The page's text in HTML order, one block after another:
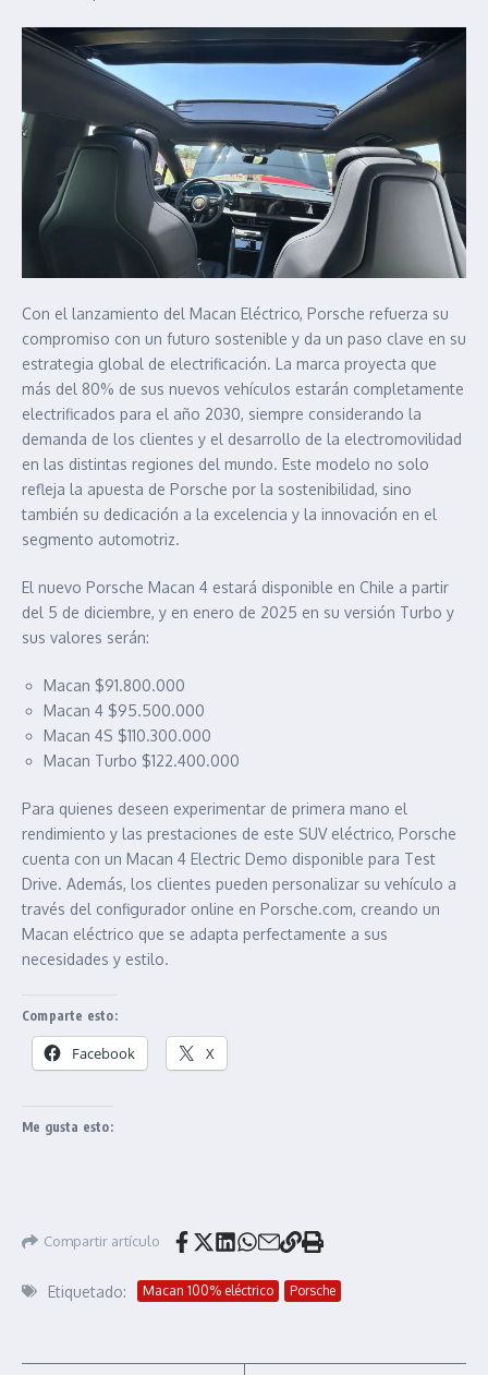
Con el lanzamiento del Macan Eléctrico, Porsche refuerza su
compromiso con un futuro sostenible y da un paso clave en su
estrategia global de electrificación. La marca proyecta que
más del 80% de sus nuevos vehículos estarán completamente
electrificados para el año 2030, siempre considerando la
demanda de los clientes y el desarrollo de la electromovilidad
en las distintas regiones del mundo. Este modelo no solo
refleja la apuesta de Porsche por la sostenibilidad, sino
también su dedicación a la excelencia y la innovación en el
segmento automotriz.
El nuevo Porsche Macan 4 estará disponible en Chile a partir
del 5 de diciembre, y en enero de 2025 en su versión Turbo y
sus valores serán:
Macan $91.800.000
Macan 4 $95.500.000
Macan 4S $110.300.000
Macan Turbo $122.400.000
Para quienes deseen experimentar de primera mano el
rendimiento y las prestaciones de este SUV eléctrico, Porsche
cuenta con un Macan 4 Electric Demo disponible para Test
Drive. Además, los clientes pueden personalizar su vehículo a
través del configurador online en Porsche.com, creando un
Macan eléctrico que se adapta perfectamente a sus
necesidades y estilo.
Comparte esto:
Facebook X
Me gusta esto:
Compartir artículo
Etiquetado: Macan 100% eléctrico Porsche